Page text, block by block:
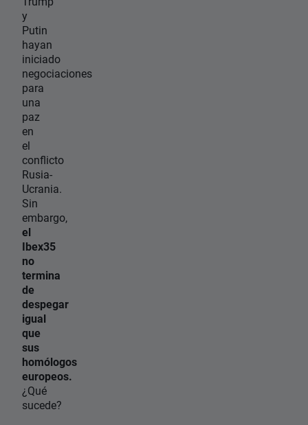
y
Putin
hayan
iniciado
negociaciones
para
una
paz
en
el
conflicto
Rusia-
Ucrania.
Sin
embargo,
el
Ibex35
no
termina
de
despegar
igual
que
sus
homólogos
europeos.
¿Qué
sucede?